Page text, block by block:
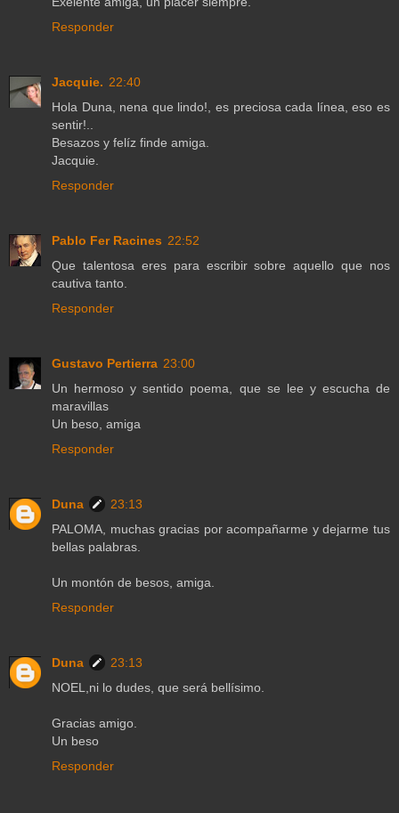
Responder
Jacquie. 22:40
Hola Duna, nena que lindo!, es preciosa cada línea, eso es
sentir!..
Besazos y felíz finde amiga.
Jacquie.
Responder
Pablo Fer Racines 22:52
Que talentosa eres para escribir sobre aquello que nos
cautiva tanto.
Responder
Gustavo Pertierra 23:00
Un hermoso y sentido poema, que se lee y escucha de
maravillas
Un beso, amiga
Responder
Duna
23:13
PALOMA, muchas gracias por acompañarme y dejarme tus
bellas palabras.
Un montón de besos, amiga.
Responder
Duna
23:13
NOEL,ni lo dudes, que será bellísimo.
Gracias amigo.
Un beso
Responder